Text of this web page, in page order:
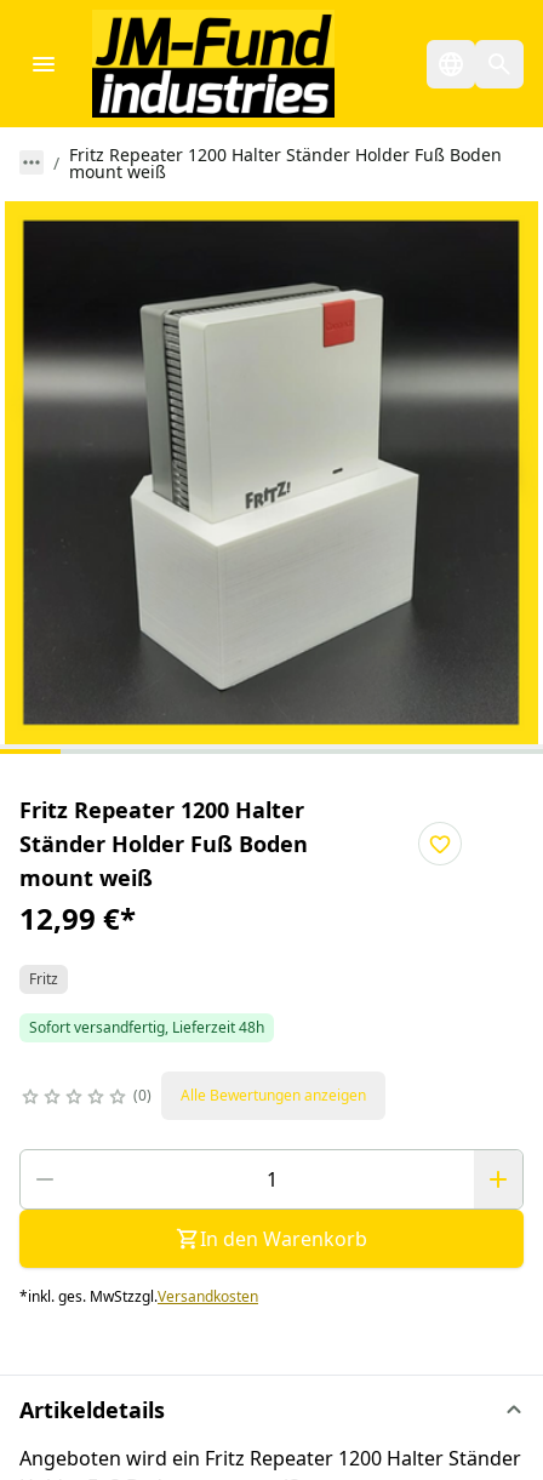
Fritz Repeater 1200 Halter Ständer Holder Fuß Boden
mount weiß
Fritz Repeater 1200 Halter
Ständer Holder Fuß Boden
mount weiß
12,99 €*
Fritz
Sofort versandfertig, Lieferzeit 48h
0 Alle Bewertungen anzeigen
In den Warenkorb
*inkl. ges. MwStzzgl.Versandkosten
Artikeldetails
Angeboten wird ein Fritz Repeater 1200 Halter Ständer